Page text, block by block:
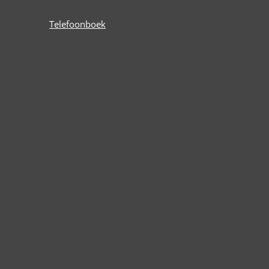
Telefoonboek